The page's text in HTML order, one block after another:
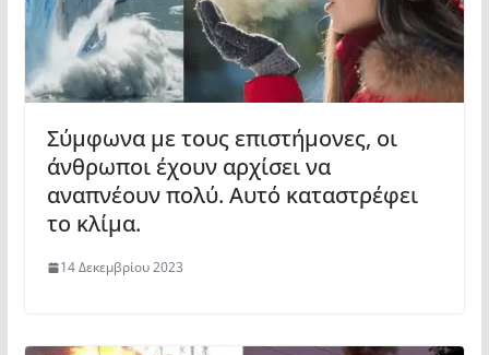
Σύμφωνα με τους επιστήμονες, οι
άνθρωποι έχουν αρχίσει να
αναπνέουν πολύ. Αυτό καταστρέφει
το κλίμα.
14 Δεκεμβρίου 2023